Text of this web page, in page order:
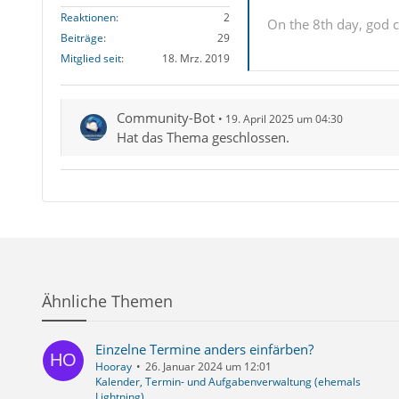
Reaktionen
2
Beiträge
29
Mitglied seit
18. Mrz. 2019
On the 8th day, god
Community-Bot 19. April 2025 um 04:30
Hat das Thema geschlossen.
Ähnliche Themen
Einzelne Termine anders einfärben?
Hooray
26. Januar 2024 um 12:01
Kalender, Termin- und Aufgabenverwaltung (ehemals